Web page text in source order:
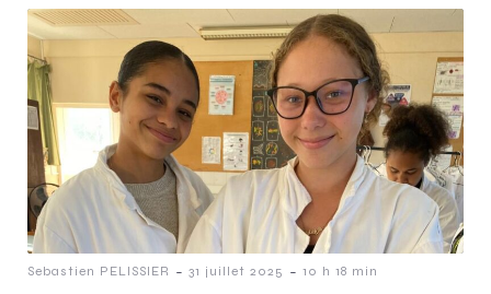
Sebastien PELISSIER - 31 juillet 2025 - 10 h 18 min